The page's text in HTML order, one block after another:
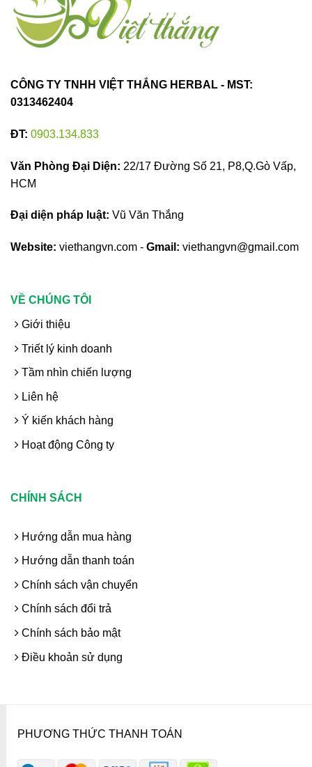
CÔNG TY TNHH VIỆT THẮNG HERBAL - MST:
0313462404
ĐT: 0903.134.833
Văn Phòng Đại Diện: 22/17 Đường Số 21, P8,Q.Gò Vấp,
HCM
Đại diện pháp luật: Vũ Văn Thắng
Website: viethangvn.com - Gmail: viethangvn@gmail.com
VỀ CHÚNG TÔI
Giới thiệu
Triết lý kinh doanh
Tầm nhìn chiến lượng
Liên hệ
Ý kiến khách hàng
Hoạt động Công ty
CHÍNH SÁCH
Hướng dẫn mua hàng
Hướng dẫn thanh toán
Chính sách vận chuyển
Chính sách đổi trả
Chính sách bảo mật
Điều khoản sử dụng
PHƯƠNG THỨC THANH TOÁN